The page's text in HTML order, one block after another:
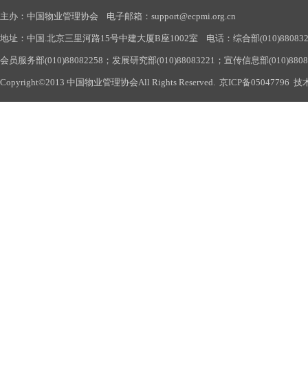
主办：中国物业管理协会 电子邮箱：support@ecpmi.org.cn
地址：中国.北京三里河路15号中建大厦B座1002室 电话：综合部
会员服务部(010)88082258；发展研究部(010)88083221；宣传信息部
Copyright©2013 中国物业管理协会All Rights Reserved. 京ICP备05047796 技